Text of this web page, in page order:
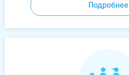
Подробнее